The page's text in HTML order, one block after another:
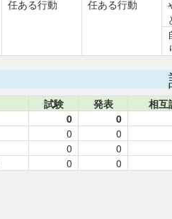
任ある行動
任ある行動
試験 発表
相互
0
0
0
0
0
0
0 0